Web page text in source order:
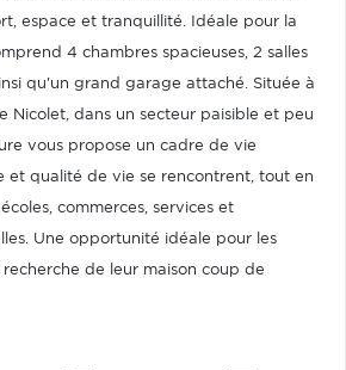
espace et tranquillité. Idéale pour la
4 chambres spacieuses, 2 salles
qu'un grand garage attaché. Située à
Nicolet, dans un secteur paisible et peu
vous propose un cadre de vie
et qualité de vie se rencontrent, tout en
commerces, services et
Une opportunité idéale pour les
de leur maison coup de